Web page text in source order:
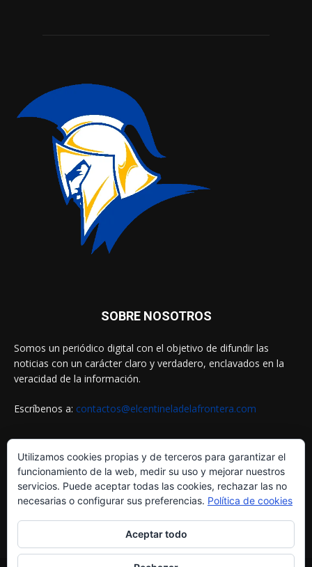
SOBRE NOSOTROS
Somos un periódico digital con el objetivo de difundir las
noticias con un carácter claro y verdadero, enclavados en la
veracidad de la información.
Escríbenos a: contactos@elcentineladelafrontera.com
SIGUENOS EN
Utilizamos cookies propias y de terceros para garantizar el
funcionamiento de la web, medir su uso y mejorar nuestros
servicios. Puede aceptar todas las cookies, rechazar las no
necesarias o configurar sus preferencias. Política de cookies
Aceptar todo